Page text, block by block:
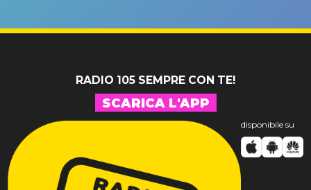
RADIO 105 SEMPRE CON TE!
SCARICA L'APP
disponibile su